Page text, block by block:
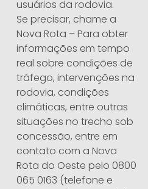
usuários da rodovia.
Se precisar, chame a
Nova Rota – Para obter
informações em tempo
real sobre condições de
tráfego, intervenções na
rodovia, condições
climáticas, entre outras
situações no trecho sob
concessão, entre em
contato com a Nova
Rota do Oeste pelo 0800
065 0163 (telefone e